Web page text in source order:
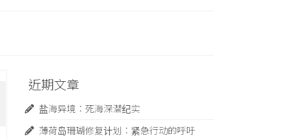
近期文章
盐海异境：死海深潜纪实
薄荷岛珊瑚修复计划：紧急行动的呼吁